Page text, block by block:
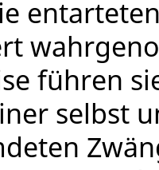
führen
selbst